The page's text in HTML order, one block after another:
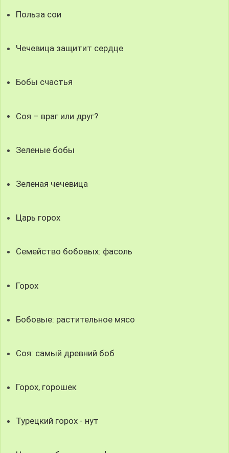
Польза сои
Чечевица защитит сердце
Бобы счастья
Соя – враг или друг?
Зеленые бобы
Зеленая чечевица
Царь горох
Семейство бобовых: фасоль
Горох
Бобовые: растительное мясо
Соя: самый древний боб
Горох, горошек
Турецкий горох - нут